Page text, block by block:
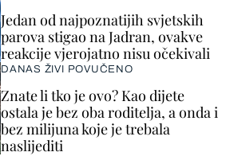
Jedan od najpoznatijih svjetskih
parova stigao na Jadran, ovakve
reakcije vjerojatno nisu očekivali
DANAS ŽIVI POVUČENO
Znate li tko je ovo? Kao dijete
ostala je bez oba roditelja, a onda i
bez milijuna koje je trebala
naslijediti